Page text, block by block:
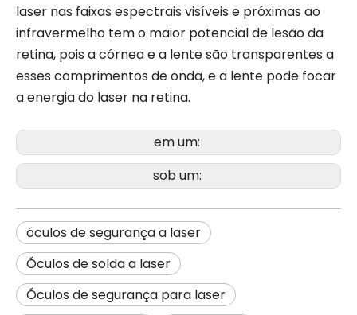
laser nas faixas espectrais visíveis e próximas ao
infravermelho tem o maior potencial de lesão da
retina, pois a córnea e a lente são transparentes a
esses comprimentos de onda, e a lente pode focar
a energia do laser na retina.
em um:
sob um:
óculos de segurança a laser
Óculos de solda a laser
Óculos de segurança para laser